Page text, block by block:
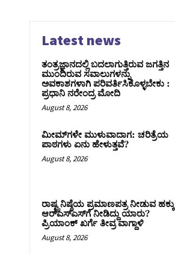
Latest news
ತಂತ್ರಜ್ಞಾನದಲ್ಲಿ ಬದಲಾಗುತ್ತಿರುವ ಜಗತ್ತಿನ
ಮುಂದಿರುವ ಸವಾಲುಗಳನ್ನು
ಅವಕಾಶಗಳಾಗಿ ಪರಿವರ್ತಿಸಿಕೊಳ್ಳಬೇಕು :
ಪ್ರಧಾನಿ ನರೇಂದ್ರ ಮೋದಿ
August 8, 2026
ಮೀಮ್‌ಗಳೇ ಮುಳುವಾದಾಗ: ಚರಿತ್ರೆಯ
ಪಾಠಗಳು ಏನು ಹೇಳುತ್ತವೆ?
August 8, 2026
ರಾಷ್ಟ್ರನಿಷ್ಠೆಯ ಪ್ರಮಾಣಪತ್ರ ನೀಡುವ ಹಕ್ಕು
ಆರ್‌ಎಸ್‌ಎಸ್‌ಗೆ ನೀಡಿದ್ದು ಯಾರು?
ಪ್ರಿಯಾಂಕ್ ಖರ್ಗೆ ತೀವ್ರ ವಾಗ್ದಾಳಿ
August 8, 2026